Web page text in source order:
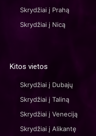
Skrydžiai į Prahą
Skrydžiai į Nicą
Kitos vietos
Skrydžiai į Dubajų
Skrydžiai į Taliną
Skrydžiai į Veneciją
Skrydžiai į Alikantę